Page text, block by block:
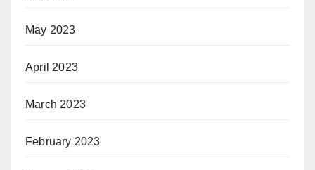
May 2023
April 2023
March 2023
February 2023